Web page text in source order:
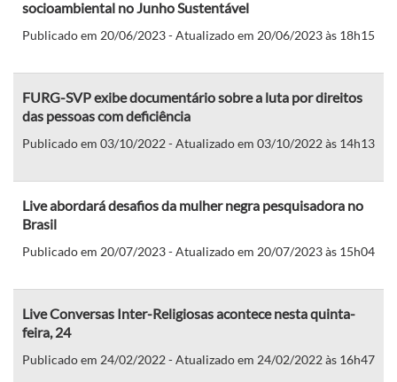
socioambiental no Junho Sustentável
Publicado em 20/06/2023 - Atualizado em 20/06/2023 às 18h15
FURG-SVP exibe documentário sobre a luta por direitos
das pessoas com deficiência
Publicado em 03/10/2022 - Atualizado em 03/10/2022 às 14h13
Live abordará desafios da mulher negra pesquisadora no
Brasil
Publicado em 20/07/2023 - Atualizado em 20/07/2023 às 15h04
Live Conversas Inter-Religiosas acontece nesta quinta-
feira, 24
Publicado em 24/02/2022 - Atualizado em 24/02/2022 às 16h47